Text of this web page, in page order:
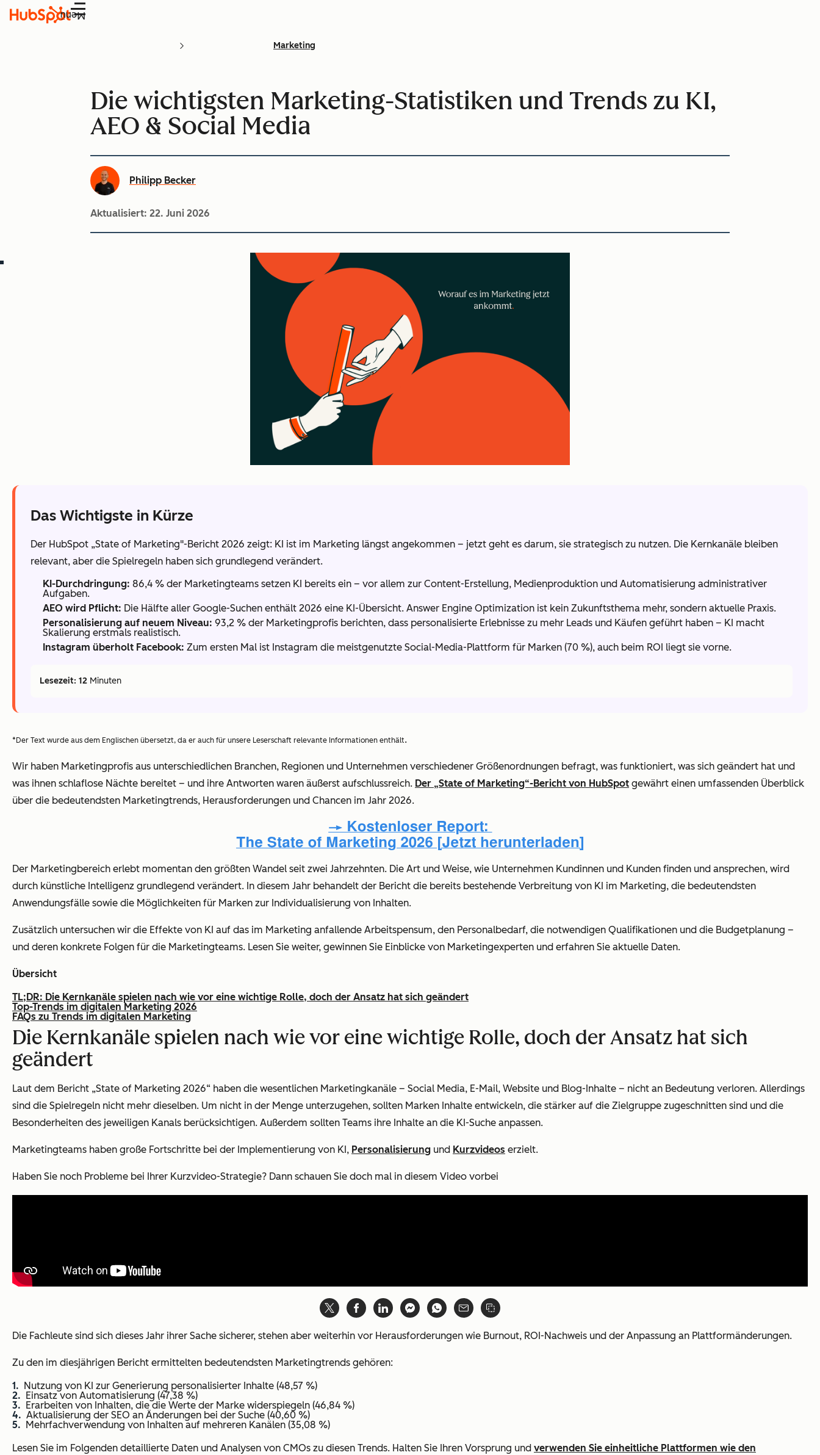
Menü
Marketing
Die wichtigsten Marketing-Statistiken und Trends zu KI,
AEO & Social Media
Philipp Becker
Aktualisiert: 22. Juni 2026
Das Wichtigste in Kürze
Der HubSpot „State of Marketing"-Bericht 2026 zeigt: KI ist im Marketing längst angekommen – jetzt geht es darum, sie strategisch zu nutzen. Die Kernkanäle bleiben
relevant, aber die Spielregeln haben sich grundlegend verändert.
KI-Durchdringung: 86,4 % der Marketingteams setzen KI bereits ein – vor allem zur Content-Erstellung, Medienproduktion und Automatisierung administrativer
Aufgaben.
AEO wird Pflicht: Die Hälfte aller Google-Suchen enthält 2026 eine KI-Übersicht. Answer Engine Optimization ist kein Zukunftsthema mehr, sondern aktuelle Praxis.
Personalisierung auf neuem Niveau: 93,2 % der Marketingprofis berichten, dass personalisierte Erlebnisse zu mehr Leads und Käufen geführt haben – KI macht
Skalierung erstmals realistisch.
Instagram überholt Facebook: Zum ersten Mal ist Instagram die meistgenutzte Social-Media-Plattform für Marken (70 %), auch beim ROI liegt sie vorne.
Lesezeit: 12 Minuten
*Der Text wurde aus dem Englischen übersetzt, da er auch für unsere Leserschaft relevante Informationen enthält.
Wir haben Marketingprofis aus unterschiedlichen Branchen, Regionen und Unternehmen verschiedener Größenordnungen befragt, was funktioniert, was sich geändert hat und
was ihnen schlaflose Nächte bereitet – und ihre Antworten waren äußerst aufschlussreich. Der „State of Marketing“-Bericht von HubSpot gewährt einen umfassenden Überblick
über die bedeutendsten Marketingtrends, Herausforderungen und Chancen im Jahr 2026.
Der Marketingbereich erlebt momentan den größten Wandel seit zwei Jahrzehnten. Die Art und Weise, wie Unternehmen Kundinnen und Kunden finden und ansprechen, wird
durch künstliche Intelligenz grundlegend verändert. In diesem Jahr behandelt der Bericht die bereits bestehende Verbreitung von KI im Marketing, die bedeutendsten
Anwendungsfälle sowie die Möglichkeiten für Marken zur Individualisierung von Inhalten.
Zusätzlich untersuchen wir die Effekte von KI auf das im Marketing anfallende Arbeitspensum, den Personalbedarf, die notwendigen Qualifikationen und die Budgetplanung –
und deren konkrete Folgen für die Marketingteams. Lesen Sie weiter, gewinnen Sie Einblicke von Marketingexperten und erfahren Sie aktuelle Daten.
Übersicht
TL;DR: Die Kernkanäle spielen nach wie vor eine wichtige Rolle, doch der Ansatz hat sich geändert
Top-Trends im digitalen Marketing 2026
FAQs zu Trends im digitalen Marketing
Die Kernkanäle spielen nach wie vor eine wichtige Rolle, doch der Ansatz hat sich
geändert
Laut dem Bericht „State of Marketing 2026“ haben die wesentlichen Marketingkanäle – Social Media, E-Mail, Website und Blog-Inhalte – nicht an Bedeutung verloren. Allerdings
sind die Spielregeln nicht mehr dieselben. Um nicht in der Menge unterzugehen, sollten Marken Inhalte entwickeln, die stärker auf die Zielgruppe zugeschnitten sind und die
Besonderheiten des jeweiligen Kanals berücksichtigen. Außerdem sollten Teams ihre Inhalte an die KI-Suche anpassen.
Marketingteams haben große Fortschritte bei der Implementierung von KI, Personalisierung und Kurzvideos erzielt.
Haben Sie noch Probleme bei Ihrer Kurzvideo-Strategie? Dann schauen Sie doch mal in diesem Video vorbei
Die Fachleute sind sich dieses Jahr ihrer Sache sicherer, stehen aber weiterhin vor Herausforderungen wie Burnout, ROI-Nachweis und der Anpassung an Plattformänderungen.
Zu den im diesjährigen Bericht ermittelten bedeutendsten Marketingtrends gehören:
Nutzung von KI zur Generierung personalisierter Inhalte (48,57 %)
Einsatz von Automatisierung (47,38 %)
Erarbeiten von Inhalten, die die Werte der Marke widerspiegeln (46,84 %)
Aktualisierung der SEO an Änderungen bei der Suche (40,60 %)
Mehrfachverwendung von Inhalten auf mehreren Kanälen (35,08 %)
Lesen Sie im Folgenden detaillierte Daten und Analysen von CMOs zu diesen Trends. Halten Sie Ihren Vorsprung und verwenden Sie einheitliche Plattformen wie den